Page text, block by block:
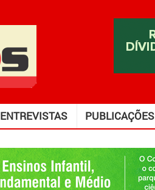
ENTREVISTAS PUBLICAÇÕES